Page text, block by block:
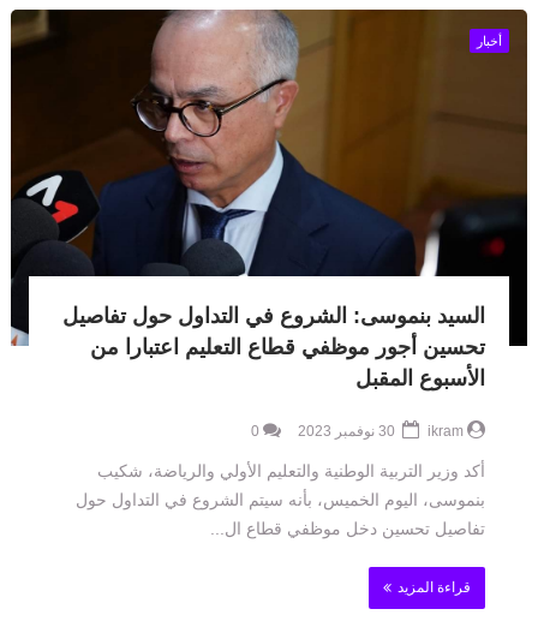
أخبار
السيد بنموسى: الشروع في التداول حول تفاصيل
تحسين أجور موظفي قطاع التعليم اعتبارا من
الأسبوع المقبل
ikram
0
أكد وزير التربية الوطنية والتعليم الأولي والرياضة، شكيب
بنموسى، اليوم الخميس، بأنه سيتم الشروع في التداول حول
تفاصيل تحسين دخل موظفي قطاع ال...
قراءة المزيد